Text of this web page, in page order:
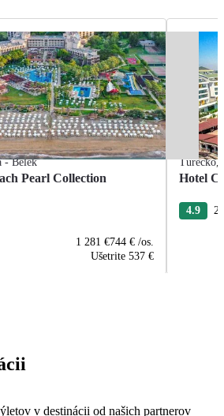
- Belek
Pearl Collection
1 281 €744 € /os.
Ušetrite 537 €
Turecko,
Hotel
4.9
v destinácii od našich partnerov